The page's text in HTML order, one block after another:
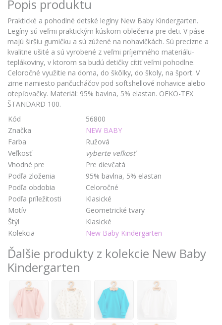
Popis produktu
Praktické a pohodlné detské legíny New Baby Kindergarten.
Legíny sú veľmi praktickým kúskom oblečenia pre deti. V páse
majú širšiu gumičku a sú zúžené na nohavičkách. Sú precízne a
kvalitne ušité a sú vyrobené z veľmi príjemného materiálu-
teplákoviny, v ktorom sa budú detičky cítiť veľmi pohodlne.
Celoročné využitie na doma, do škôlky, do školy, na šport. V
zime namiesto pančucháčov pod softshellové nohavice alebo
otepľovačky. Materiál: 95% bavlna, 5% elastan. OEKO-TEX
ŠTANDARD 100.
Kód
56800
Značka
NEW BABY
Farba
Ružová
Veľkosť
vyberte veľkosť
Vhodné pre
Pre dievčatá
Podľa zloženia
95% bavlna, 5% elastan
Podľa obdobia
Celoročné
Podľa príležitosti
Klasické
Motív
Geometrické tvary
Štýl
Klasické
Kolekcia
New Baby Kindergarten
Ďalšie produkty z kolekcie New Baby
Kindergarten